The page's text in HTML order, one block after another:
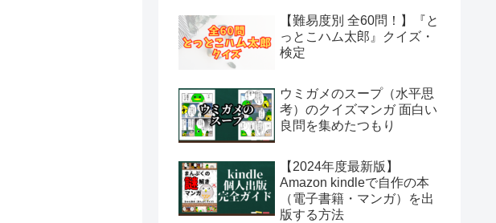
【難易度別 全60問！】『と
っとこハム太郎』クイズ・
検定
ウミガメのスープ（水平思
考）のクイズマンガ 面白い
良問を集めたつもり
【2024年度最新版】
Amazon kindleで自作の本
（電子書籍・マンガ）を出
版する方法